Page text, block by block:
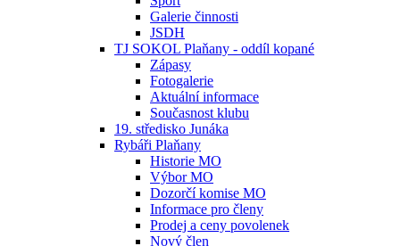
Galerie činnosti
JSDH
TJ SOKOL Plaňany - oddíl kopané
Zápasy
Fotogalerie
Aktuální informace
Současnost klubu
19. středisko Junáka
Rybáři Plaňany
Historie MO
Výbor MO
Dozorčí komise MO
Informace pro členy
Prodej a ceny povolenek
Nový člen